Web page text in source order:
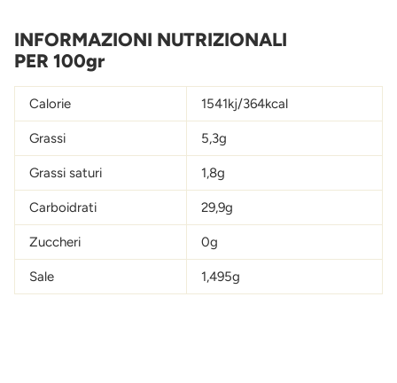
INFORMAZIONI NUTRIZIONALI
PER 100gr
Calorie 1541kj/364kcal
Grassi 5,3g
Grassi saturi 1,8g
Carboidrati 29,9g
Zuccheri 0g
Sale 1,495g